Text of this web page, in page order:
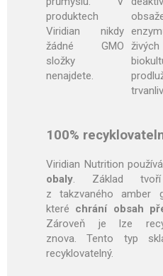
produktech
Viridian nikdy
žádné GMO
složky
nenajdete.
živých
100%
Viridian Nutrition používá
obaly. Základ tvoří
z takzvaného amber
které chrání obsah
Zároveň je lze
znova. Tento typ
recyklovatelný.